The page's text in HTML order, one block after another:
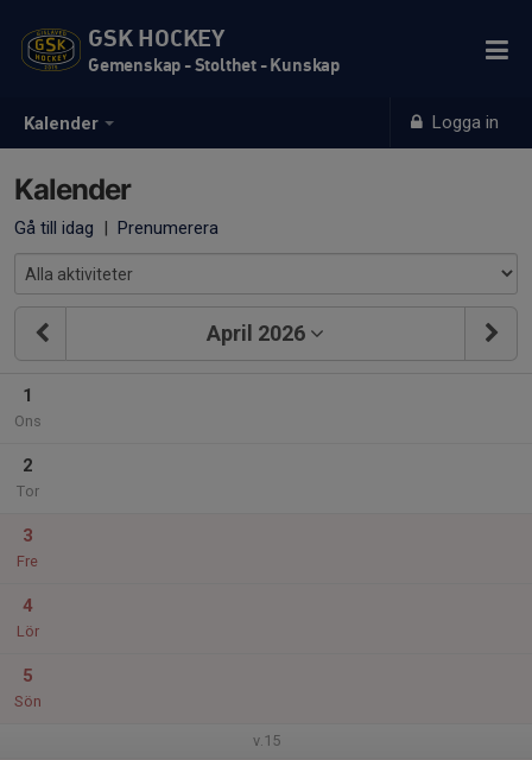
Kalender Logga in
GSK HOCKEY
Gemenskap - Stolthet - Kunskap
Kalender
Gå till idag | Prenumerera
April 2026
1
Ons
2
Tor
3
Fre
4
Lör
5
Sön
v.15